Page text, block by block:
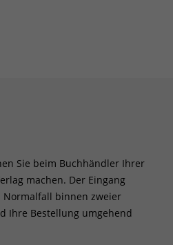
Sie beim Buchhändler Ihrer
machen. Der Eingang
binnen zweier
Ihre Bestellung umgehend